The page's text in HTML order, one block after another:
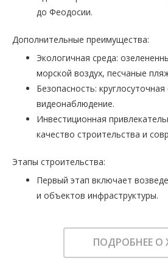
до Феодосии.
Дополнительные преимущества:
Экологичная среда:
морской воздух, песчаные
Безопасность: круглосуточная
видеонаблюдение.
Инвестиционная
качество строительства и
Этапы строительства:
Первый этап включает
и объектов инфраструктуры.
ПОДРОБНЕЕ О